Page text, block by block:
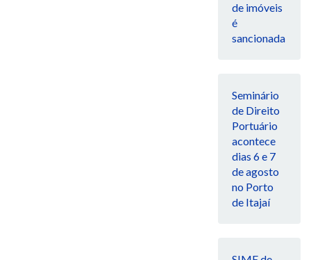
de imóveis
é
sancionada
Seminário
de Direito
Portuário
acontece
dias 6 e 7
de agosto
no Porto
de Itajaí